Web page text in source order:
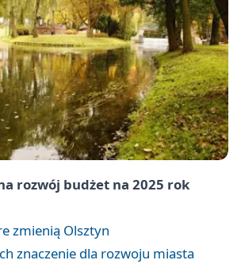
rozwój budżet na 2025 rok
zmienią Olsztyn
znaczenie dla rozwoju miasta